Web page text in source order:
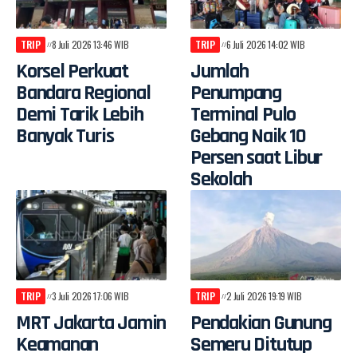
TRIP 8 Juli 2026 13:46 WIB
Korsel Perkuat
Bandara Regional
Demi Tarik Lebih
Banyak Turis
TRIP 6 Juli 2026 14:02 WIB
Jumlah
Penumpang
Terminal Pulo
Gebang Naik 10
Persen saat Libur
Sekolah
TRIP 3 Juli 2026 17:06 WIB
MRT Jakarta Jamin
Keamanan
TRIP 2 Juli 2026 19:19 WIB
Pendakian Gunung
Semeru Ditutup